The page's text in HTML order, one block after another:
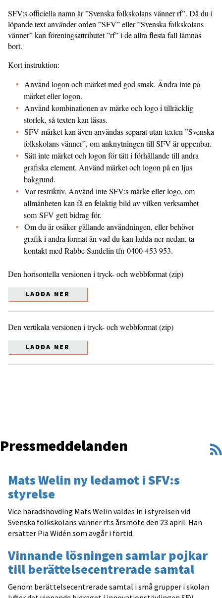
SFV:s officiella namn är ”Svenska folkskolans vänner rf”. Då du i
löpande text använder orden ”SFV” eller ”Svenska folkskolans
vänner” kan föreningsattributet ”rf” i de allra flesta fall lämnas
bort.
Kort instruktion:
Använd logon och märket med god smak. Ändra inte på
märket eller logon.
Använd kombinationen av märke och logo i tillräcklig
storlek, så texten kan läsas.
SFV-märket kan även användas separat utan texten ”Svenska
folkskolans vänner”, om anknytningen till SFV är uppenbar.
Sätt inte märket och logon för tätt i förhållande till andra
grafiska element. Använd märket och logon på en ljus
bakgrund.
Var restriktiv. Använd inte SFV:s märke eller logo, om
allmänheten kan få en felaktig bild av vilken verksamhet
som SFV gett bidrag för.
Om du är osäker gällande användningen, eller behöver
grafik i andra format än vad du kan ladda ner nedan, ta
kontakt med Rabbe Sandelin tfn 0400-453 953.
Den horisontella versionen i tryck- och webbformat (zip)
LADDA NER
Den vertikala versionen i tryck- och webbformat (zip)
LADDA NER
Pressmeddelanden
Mats Welin ny ledamot i SFV:s
styrelse
Vice häradshövding Mats Welin valdes in i styrelsen vid
Svenska folkskolans vänner rf:s årsmöte den 23 april. Han
ersätter Pia Widén som avgår i förtid.
Vinnande lösningen samlar pojkar
till berättelsecentrerade samtal
Genom berättelsecentrerade samtal i små grupper i skolan